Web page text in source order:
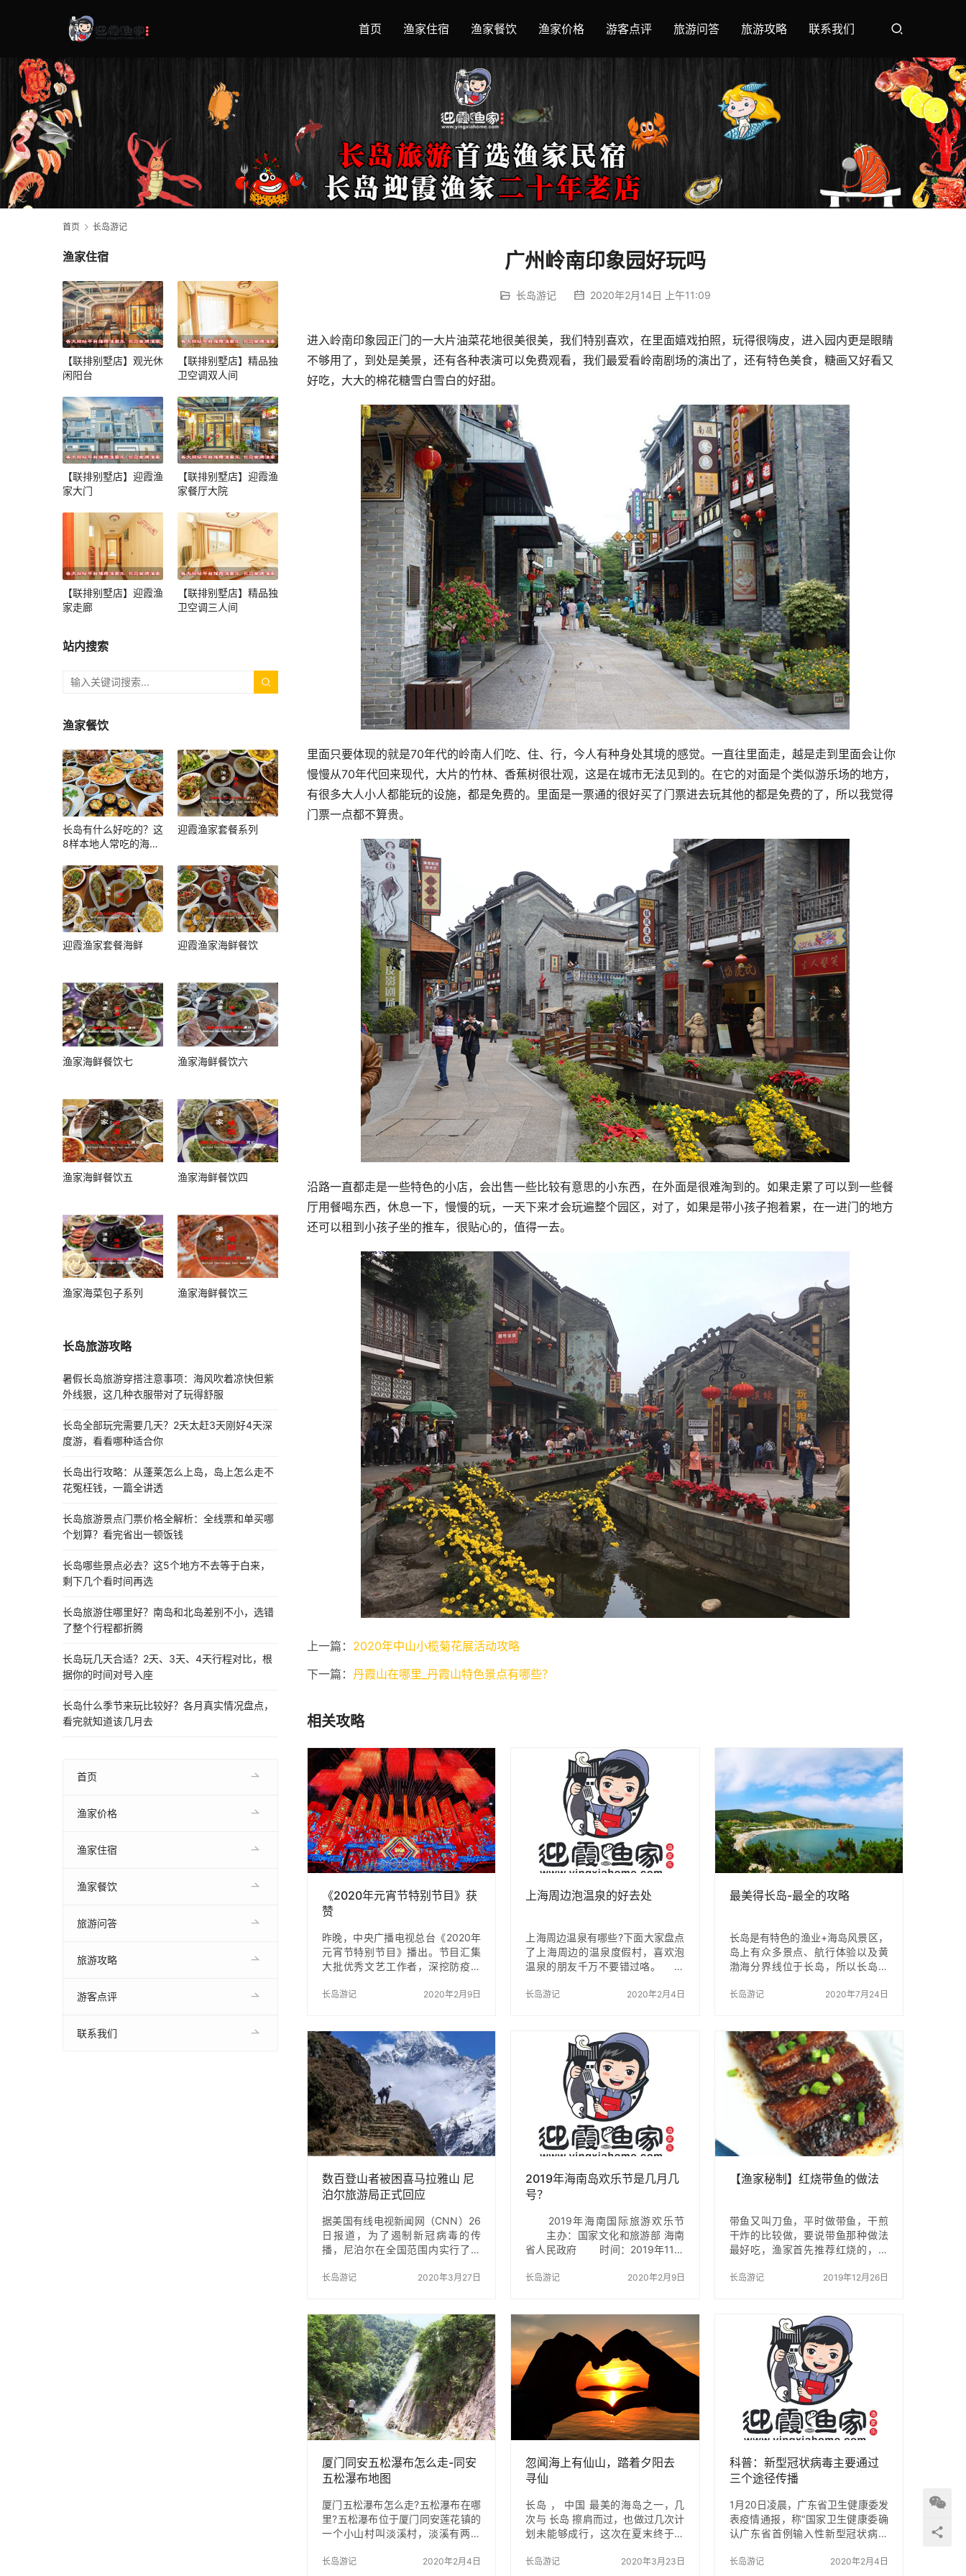
首页 渔家住宿 渔家餐饮 渔家价格 游客点评 旅游问答 旅游攻略 联系我们
首页 长岛游记
广州岭南印象园好玩吗
长岛游记 2020年2月14日 上午11:09
进入岭南印象园正门的一大片油菜花地很美很美，我们特别喜欢，在里面嬉戏拍照，玩得很嗨皮，进入园内更是眼睛
不够用了，到处是美景，还有各种表演可以免费观看，我们最爱看岭南剧场的演出了，还有特色美食，糖画又好看又
好吃，大大的棉花糖雪白雪白的好甜。
里面只要体现的就是70年代的岭南人们吃、住、行，今人有种身处其境的感觉。一直往里面走，越是走到里面会让你
慢慢从70年代回来现代，大片的竹林、香蕉树很壮观，这是在城市无法见到的。在它的对面是个类似游乐场的地方，
有很多大人小人都能玩的设施，都是免费的。里面是一票通的很好买了门票进去玩其他的都是免费的了，所以我觉得
门票一点都不算贵。
沿路一直都走是一些特色的小店，会出售一些比较有意思的小东西，在外面是很难淘到的。如果走累了可以到一些餐
厅用餐喝东西，休息一下，慢慢的玩，一天下来才会玩遍整个园区，对了，如果是带小孩子抱着累，在一进门的地方
还可以租到小孩子坐的推车，很贴心的，值得一去。
上一篇： 2020年中山小榄菊花展活动攻略
下一篇： 丹霞山在哪里_丹霞山特色景点有哪些？
相关攻略
《2020年元宵节特别节目》获
赞
昨晚，中央广播电视总台《2020年
元宵节特别节目》播出。节目汇集
大批优秀文艺工作者，深挖防疫一
贡献的“最美逆行者”，在这个不寻常
福。 虽然节目现场的观众席空无一
人，但观众并未缺席。“台下无人，
我们都在，十四亿人都在。”节目播
完好评如潮。观众称赞整场节目展
现了中华民族的伟大凝聚力，感受
到全国人民携手同心、攻克难关的
强大精神力量。许多网友纷纷用文
字刷屏的方式呐喊：“加油每一个中
国人！明天会更好！” 平凡英雄，大
长岛游记 2020年2月9日
上海周边泡温泉的好去处
上海周边温泉有哪些?下面大家盘点
了上海周边的温泉度假村，喜欢泡
温泉的朋友千万不要错过咯。
南京汤山一号温泉 疗养圣地：
特色：个性化特色疗养服务 原
南京军区温泉疗养区，坐落于南京
汤山温泉发源处，客房是由军师疗
养楼和将军别墅群两大区域组成，
更是本地区唯一一家将纯汤山温泉
水直接引入到每间客房，能提供个
性化 温泉泡浴的疗养区。汤山
温泉历来被文人墨客、达官显贵所
赞美; 温泉特色：前疗养区已…
长岛游记 2020年2月4日
最美得长岛-最全的攻略
长岛是有特色的渔业+海岛风景区，
岛上有众多景点、航行体验以及黄
渤海分界线位于长岛，所以长岛有
体验。看完这篇攻略您会对长岛有
扎，后来由于现代战争的变化，长
岛驻军数量减少了很多，周围有不
少长辈在长岛服役过，所以编者对
长岛很有感情。这篇攻略为大家全
面介绍长岛的陆上景点、海上景
点、住宿、交通和购物消费等情
况，为了控制篇幅，本文对各个部
分仅做框架性介绍，之后每个部分
的详细内容我会用单篇攻略再展
长岛游记 2020年7月24日
数百登山者被困喜马拉雅山 尼
泊尔旅游局正式回应
据美国有线电视新闻网（CNN）26
日报道，为了遏制新冠病毒的传
播，尼泊尔在全国范围内实行了封
在了尼泊尔境内的高海拔登山路线
Shrestha说，至少有四条登山路线
上的约500名外国旅行者由于封锁
无法返回。 Shrestha告诉CNN:“我
们正在与多个政府机构合作，来营
救这些徒步旅行者并将他们带到加
德满都，这样我们就可以与大使馆
协调，将他们空运回国。” Shrestha
指出：“德国和法国等几个国家的大
使…
长岛游记 2020年3月27日
2019年海南岛欢乐节是几月几
号？
2019年海南国际旅游欢乐节
主办：国家文化和旅游部 海南
省人民政府 时间：2019年11月
场：海口 分会场：三亚、儋
乐节以“宣传旅游新业态、营销旅游
新产品、推出旅游新线路、创造旅
游新效应”为核心，以“提高旅文结合
度、提高国际化水平、提高民众参
与度、提高市场影响力”为目标，重
点突出海南文化内涵及艺术特色，
并将通过重点举办5个展会、2个论
坛、7项赛事，推出六大主题线路等
举措，深挖展…
长岛游记 2020年2月9日
【渔家秘制】红烧带鱼的做法
带鱼又叫刀鱼，平时做带鱼，干煎
干炸的比较做，要说带鱼那种做法
最好吃，渔家首先推荐红烧的，味
有一点点汤汁，用来拌饭也是极好
生抽10毫升 香醋10毫升 小葱1棵 姜
3克 红烧带鱼的做法 1.带鱼一包，
室温解冻。 2.刷去表面的白色，也
有的人不管这个的，去掉带鱼内
脏，清洗干净。 3.每一段都一分为
二，切成合适长短的鱼段。 4.加少
许盐和葱姜腌制一会。 5.平底锅下
入比炒菜掠夺的油，放入带鱼段煎
炸…
长岛游记 2019年12月26日
厦门同安五松瀑布怎么走-同安
五松瀑布地图
厦门五松瀑布怎么走?五松瀑布在哪
里?五松瀑布位于厦门同安莲花镇的
一个小山村叫淡溪村，淡溪有两个
其中五松瀑布更为雄伟壮观!厦门五
长岛游记 2020年2月4日
忽闻海上有仙山，踏着夕阳去
寻仙
长岛 ， 中国 最美的海岛之一，几
次与 长岛 擦肩而过，也做过几次计
划未能够成行，这次在夏末终于成
岛，古称沙门岛。是隶属于 中国 山
长岛游记 2020年3月23日
科普：新型冠状病毒主要通过
三个途径传播
1月20日凌晨，广东省卫生健康委发
表疫情通报，称“国家卫生健康委确
认广东省首例输入性新型冠状病毒
国家卫生健康委发布声明称，正积
长岛游记 2020年2月4日
渔家住宿
【联排别墅店】观光休
闲阳台
【联排别墅店】精品独
卫空调双人间
【联排别墅店】迎霞渔
家大门
【联排别墅店】迎霞渔
家餐厅大院
【联排别墅店】迎霞渔
家走廊
【联排别墅店】精品独
卫空调三人间
站内搜索
渔家餐饮
长岛有什么好吃的？这
8样本地人常吃的海鲜
对了
迎霞渔家套餐系列
迎霞渔家套餐海鲜 迎霞渔家海鲜餐饮
渔家海鲜餐饮七 渔家海鲜餐饮六
渔家海鲜餐饮五 渔家海鲜餐饮四
渔家海菜包子系列 渔家海鲜餐饮三
长岛旅游攻略
暑假长岛旅游穿搭注意事项：海风吹着凉快但紫
外线狠，这几种衣服带对了玩得舒服
长岛全部玩完需要几天？2天太赶3天刚好4天深
度游，看看哪种适合你
长岛出行攻略：从蓬莱怎么上岛，岛上怎么走不
花冤枉钱，一篇全讲透
长岛旅游景点门票价格全解析：全线票和单买哪
个划算？看完省出一顿饭钱
长岛哪些景点必去？这5个地方不去等于白来，
剩下几个看时间再选
长岛旅游住哪里好？南岛和北岛差别不小，选错
了整个行程都折腾
长岛玩几天合适？2天、3天、4天行程对比，根
据你的时间对号入座
长岛什么季节来玩比较好？各月真实情况盘点，
看完就知道该几月去
首页
渔家价格
渔家住宿
渔家餐饮
旅游问答
旅游攻略
游客点评
联系我们